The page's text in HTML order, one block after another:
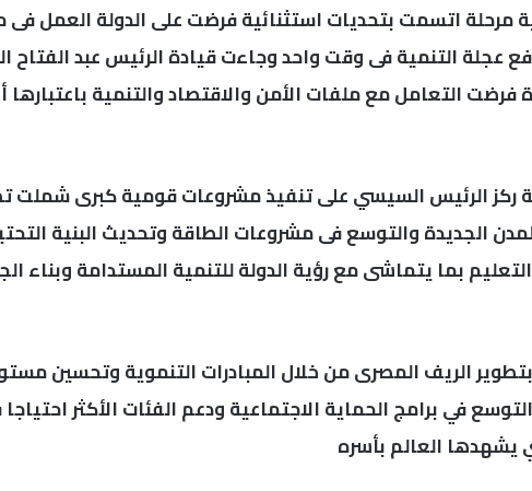
اتسمت بتحديات استثنائية فرضت على الدولة العمل فى
عجلة التنمية فى وقت واحد وجاءت قيادة الرئيس عبد
التعامل مع ملفات الأمن والاقتصاد والتنمية باعتبارها
ركز الرئيس السيسي على تنفيذ مشروعات قومية كبرى شملت
الجديدة والتوسع فى مشروعات الطاقة وتحديث البنية
بما يتماشى مع رؤية الدولة للتنمية المستدامة وبناء
الريف المصرى من خلال المبادرات التنموية وتحسين
في برامج الحماية الاجتماعية ودعم الفئات الأكثر
يشهدها العالم بأسره